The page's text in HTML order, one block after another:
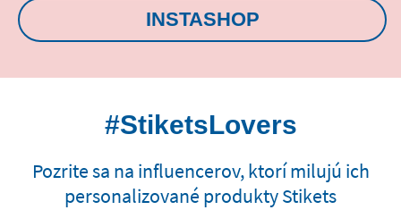
INSTASHOP
#StiketsLovers
Pozrite sa na influencerov, ktorí milujú ich
personalizované produkty Stikets